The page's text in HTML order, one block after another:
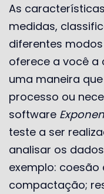
As
medidas,
diferentes
oferece a você
uma maneira
processo ou
software
teste a ser
analisar os
exemplo:
compactação;